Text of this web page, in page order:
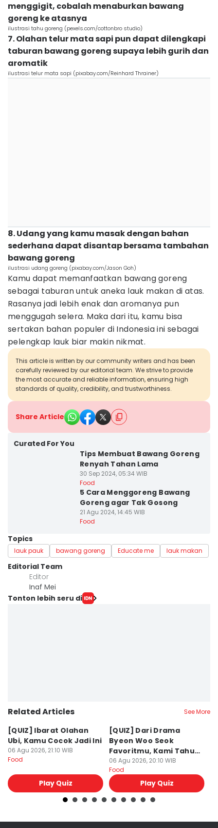
menggigit, cobalah menaburkan bawang
goreng ke atasnya
ilustrasi tahu goreng (pexels.com/cottonbro studio)
7. Olahan telur mata sapi pun dapat dilengkapi
taburan bawang goreng supaya lebih gurih dan
aromatik
ilustrasi telur mata sapi (pixabay.com/Reinhard Thrainer)
8. Udang yang kamu masak dengan bahan
sederhana dapat disantap bersama tambahan
bawang goreng
ilustrasi udang goreng (pixabay.com/Jason Goh)
Kamu dapat memanfaatkan bawang goreng
sebagai taburan untuk aneka lauk makan di atas.
Rasanya jadi lebih enak dan aromanya pun
menggugah selera. Maka dari itu, kamu bisa
sertakan bahan populer di Indonesia ini sebagai
pelengkap lauk biar makin nikmat.
This article is written by our community writers and has been
carefully reviewed by our editorial team. We strive to provide
the most accurate and reliable information, ensuring high
standards of quality, credibility, and trustworthiness.
Share Article
Curated For You
Tips Membuat Bawang Goreng
Renyah Tahan Lama
30 Sep 2024, 05:34 WIB
Food
5 Cara Menggoreng Bawang
Goreng agar Tak Gosong
21 Agu 2024, 14:45 WIB
Food
Topics
lauk pauk bawang goreng Educate me lauk makan
Editorial Team
Editor
Inaf Mei
Tonton lebih seru di
Related Articles See More
[QUIZ] Ibarat Olahan
Ubi, Kamu Cocok Jadi Ini
06 Agu 2026, 21:10 WIB
Food
Play Quiz
[QUIZ] Dari Drama
Byeon Woo Seok
Favoritmu, Kami Tahu
Makanan yang Cocok
untukmu
06 Agu 2026, 20:10 WIB
Food
Play Quiz